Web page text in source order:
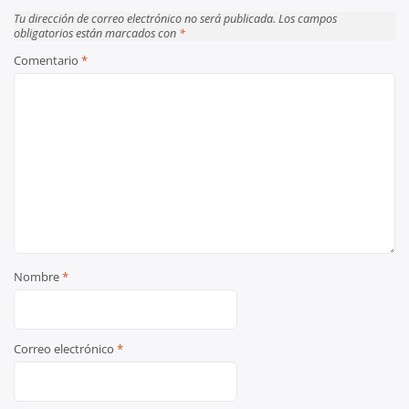
Tu dirección de correo electrónico no será publicada. Los campos
obligatorios están marcados con *
Comentario *
Nombre*
Correo electrónico *